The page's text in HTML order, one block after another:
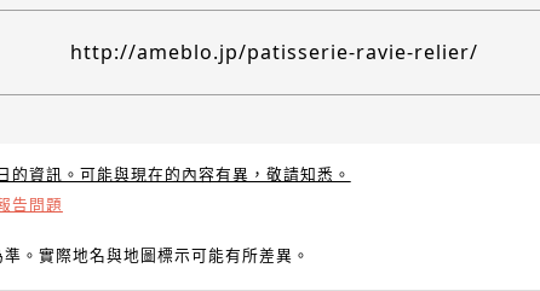
http://ameblo.jp/patisserie-ravie-relier/
資訊。可能與現在的內容有異，敬請知悉。
告問題
。實際地名與地圖標示可能有所差異。